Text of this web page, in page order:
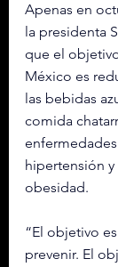
Apenas en
la presidenta
que el
México es
las bebidas
comida
hipertensión y
obesidad.
“El objetivo
prevenir. El